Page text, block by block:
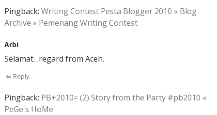
Pingback: Writing Contest Pesta Blogger 2010 » Blog
Archive » Pemenang Writing Contest
Arbi
Selamat…regard from Aceh.
Reply
Pingback: PB+2010= (2) Story from the Party #pb2010 «
PeGe's HoMe